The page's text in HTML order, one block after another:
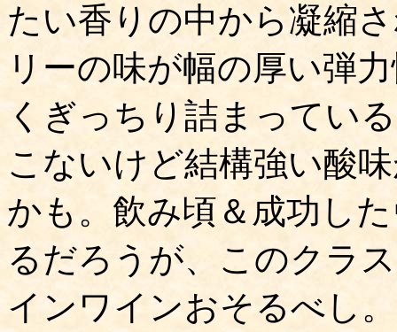
たい香りの中から凝縮
リーの味が幅の厚い弾
くぎっちり詰まってい
こないけど結構強い酸
かも。飲み頃＆成功し
るだろうが、このクラ
インワインおそるべし